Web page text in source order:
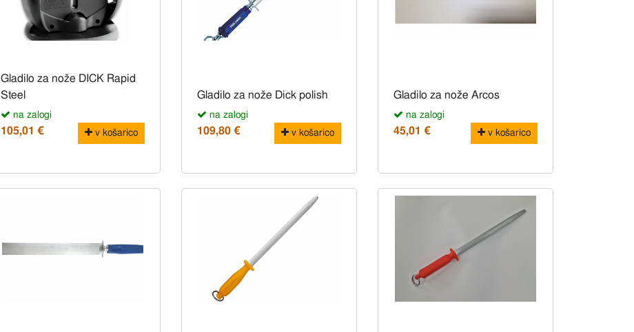
Gladilo za nože DICK Rapid
Steel
na zalogi
105,01 € v košarico
Gladilo za nože Dick polish
na zalogi
109,80 € v košarico
Gladilo za nože Arcos
na zalogi
45,01 € v košarico